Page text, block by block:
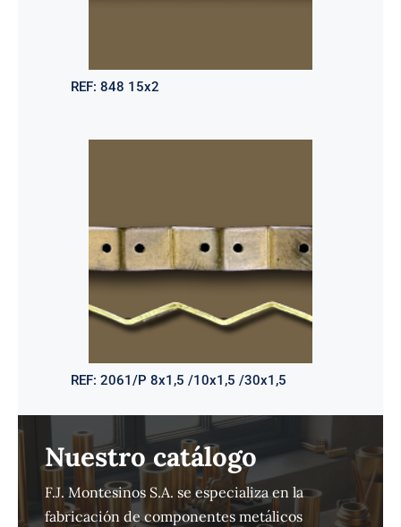
REF: 848 15x2
REF: 2061/P 8x1,5 /10x1,5 /30x1,5
Nuestro catálogo
F.J. Montesinos S.A. se especializa en la
fabricación de componentes metálicos